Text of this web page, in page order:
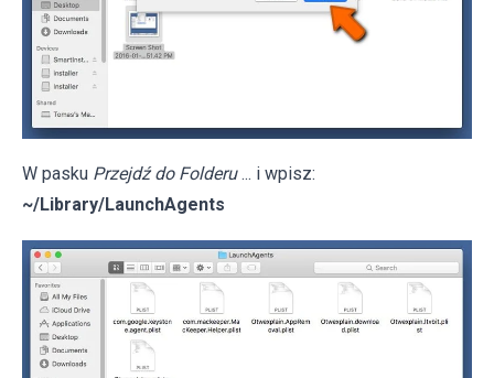
W pasku Przejdź do Folderu ... i wpisz:
~/Library/LaunchAgents